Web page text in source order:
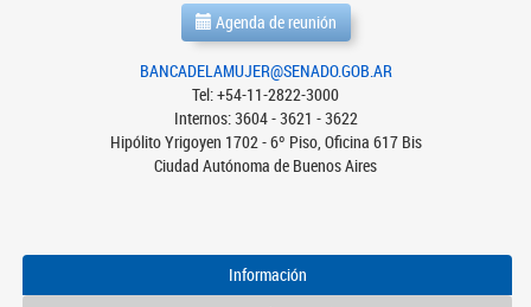
Agenda de reunión
BANCADELAMUJER@SENADO.GOB.AR
Tel: +54-11-2822-3000
Internos: 3604 - 3621 - 3622
Hipólito Yrigoyen 1702 - 6º Piso, Oficina 617 Bis
Ciudad Autónoma de Buenos Aires
Información